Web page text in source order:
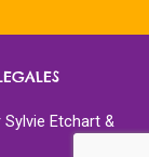
Sylvie Etchart &